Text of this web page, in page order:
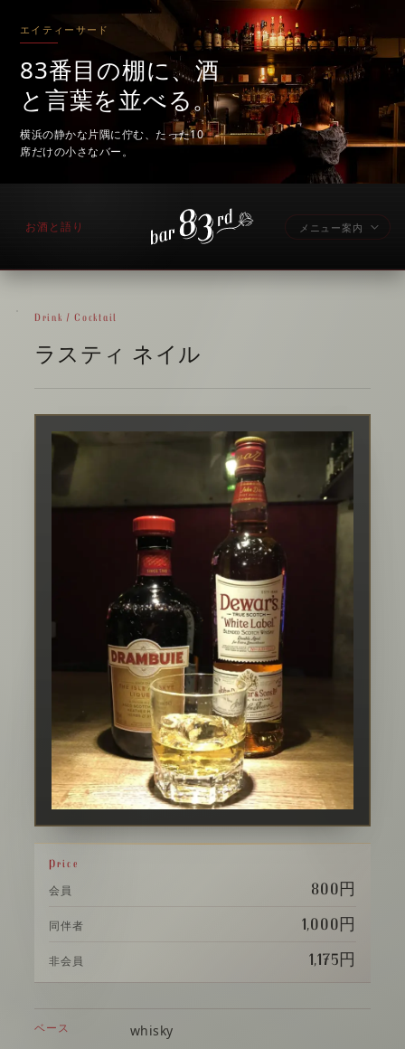
エイティーサード
83番目の棚に、酒
と言葉を並べる。
横浜の静かな片隅に佇む、たった10
席だけの小さなバー。
お酒と語り メニュー案内
Drink / Cocktail
ラスティ ネイル
Price
会員 800円
同伴者 1,000円
非会員 1,175円
ベース whisky